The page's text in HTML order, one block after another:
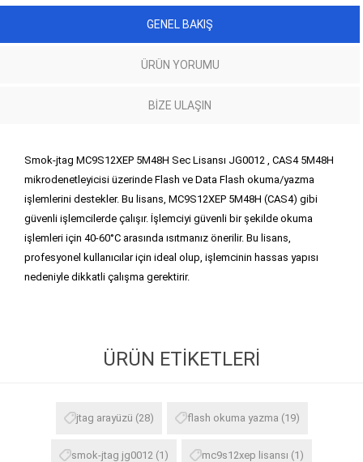
GENEL BAKIŞ
ÜRÜN YORUMU
BIZE ULAŞIN
Smok-jtag MC9S12XEP 5M48H Sec Lisansı JG0012 , CAS4 5M48H
mikrodenetleyicisi üzerinde Flash ve Data Flash okuma/yazma
işlemlerini destekler. Bu lisans, MC9S12XEP 5M48H (CAS4) gibi
güvenli işlemcilerde çalışır. İşlemciyi güvenli bir şekilde okuma
işlemleri için 40-60°C arasında ısıtmanız önerilir. Bu lisans,
profesyonel kullanıcılar için ideal olup, işlemcinin hassas yapısı
nedeniyle dikkatli çalışma gerektirir.
ÜRÜN ETIKETLERI
jtag arayüzü (28) flash okuma yazma (19)
smok-jtag jg0012 (1) mc9s12xep lisansı (1)